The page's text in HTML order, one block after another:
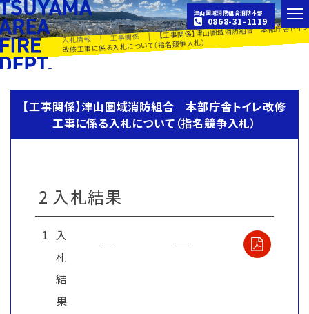
津山圏域消防組合消防本部
0868-31-1119
入札情報 | 工事関係 | 【工事関係】津山圏域消防組合 本部庁舎トイレ
改修工事に係る入札について（指名競争入札）
【工事関係】津山圏域消防組合 本部庁舎トイレ改修
工事に係る入札について（指名競争入札）
2 入札結果
1 入
札
結
果